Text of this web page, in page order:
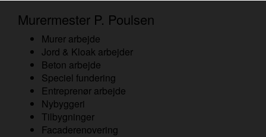
Murermester P. Poulsen
Murer arbejde
Jord & Kloak arbejder
Beton arbejde
Speciel fundering
Entreprenør arbejde
Nybyggeri
Tilbygninger
Facaderenovering